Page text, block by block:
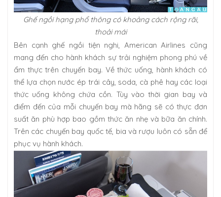
Ghế ngồi hạng phổ thông có khoảng cách rộng rãi,
thoải mái
Bên cạnh ghế ngồi tiện nghi, American Airlines cũng
mang đến cho hành khách sự trải nghiệm phong phú về
ẩm thực trên chuyến bay. Về thức uống, hành khách có
thể lựa chọn nước ép trái cây, soda, cà phê hay các loại
thức uống không chứa cồn. Tùy vào thời gian bay và
điểm đến của mỗi chuyến bay mà hãng sẽ có thực đơn
suất ăn phù hợp bao gồm thức ăn nhẹ và bữa ăn chính.
Trên các chuyến bay quốc tế, bia và rượu luôn có sẵn để
phục vụ hành khách.